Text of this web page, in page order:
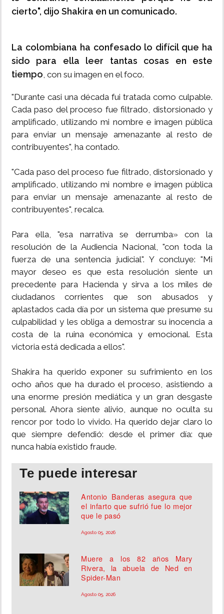
cierto", dijo Shakira en un comunicado.
La colombiana ha confesado lo difícil que ha
sido para ella leer tantas cosas en este
tiempo, con su imagen en el foco.
"Durante casi una década fui tratada como culpable.
Cada paso del proceso fue filtrado, distorsionado y
amplificado, utilizando mi nombre e imagen pública
para enviar un mensaje amenazante al resto de
contribuyentes", ha contado.
"Cada paso del proceso fue filtrado, distorsionado y
amplificado, utilizando mi nombre e imagen pública
para enviar un mensaje amenazante al resto de
contribuyentes", recalca.
Para ella, "esa narrativa se derrumba» con la
resolución de la Audiencia Nacional, "con toda la
fuerza de una sentencia judicial". Y concluye: "Mi
mayor deseo es que esta resolución siente un
precedente para Hacienda y sirva a los miles de
ciudadanos corrientes que son abusados y
aplastados cada día por un sistema que presume su
culpabilidad y les obliga a demostrar su inocencia a
costa de la ruina económica y emocional. Esta
victoria está dedicada a ellos".
Shakira ha querido exponer su sufrimiento en los
ocho años que ha durado el proceso, asistiendo a
una enorme presión mediática y un gran desgaste
personal. Ahora siente alivio, aunque no oculta su
rencor por todo lo vivido. Ha querido dejar claro lo
que siempre defendió: desde el primer día: que
nunca había existido fraude.
Te puede interesar
Antonio Banderas asegura que
el infarto que sufrió fue lo mejor
que le pasó
Agosto 05, 2026
Muere a los 82 años Mary
Rivera, la abuela de Ned en
Spider-Man
Agosto 05, 2026